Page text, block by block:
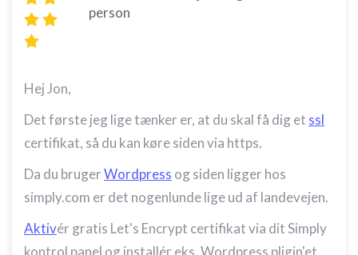
person
Hej Jon,
Det første jeg lige tænker er, at du skal få dig et ssl
certifikat, så du kan køre siden via https.
Da du brugerWordpress og siden ligger hos
simply.com er det nogenlunde lige ud af landevejen.
Aktivér gratis Let's Encrypt certifikat via dit Simply
kontrol panel og installér eks. Wordpress pligin'et